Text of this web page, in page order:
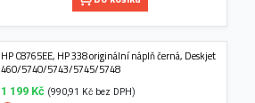
HP C8765EE, HP 338 originální náplň černá, Deskjet
460/5740/5743/5745/5748
1 199 Kč (990,91 Kč bez DPH)